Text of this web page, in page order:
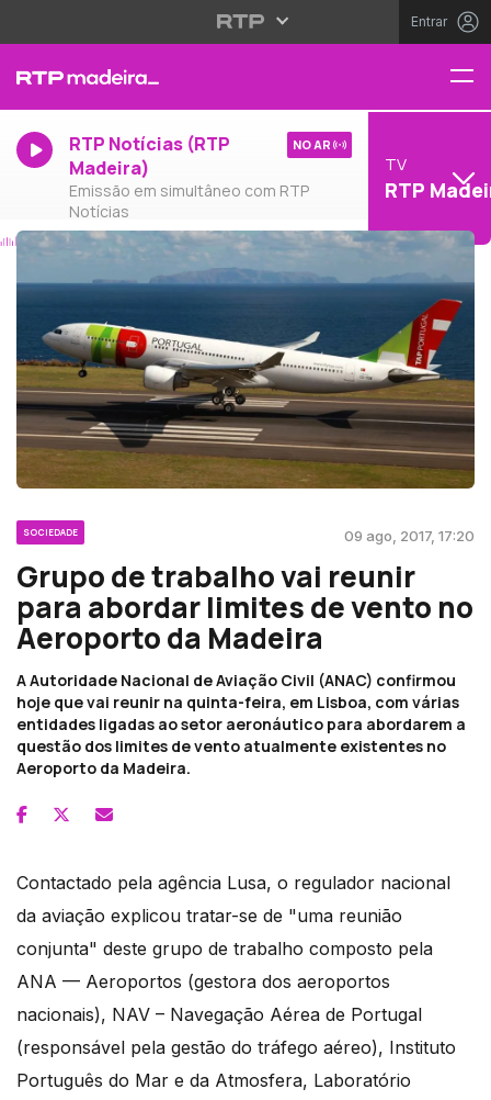
Entrar
RTP Notícias (RTP
Madeira)
Emissão em simultâneo com RTP
Notícias
NO AR
TV
RTP
SOCIEDADE 09 ago, 2017, 17:20
Grupo de trabalho vai reunir
para abordar limites de vento no
Aeroporto da Madeira
A Autoridade Nacional de Aviação Civil (ANAC) confirmou
hoje que vai reunir na quinta-feira, em Lisboa, com várias
entidades ligadas ao setor aeronáutico para abordarem a
questão dos limites de vento atualmente existentes no
Aeroporto da Madeira.
Contactado pela agência Lusa, o regulador nacional
da aviação explicou tratar-se de "uma reunião
conjunta" deste grupo de trabalho composto pela
ANA — Aeroportos (gestora dos aeroportos
nacionais), NAV – Navegação Aérea de Portugal
(responsável pela gestão do tráfego aéreo), Instituto
Português do Mar e da Atmosfera, Laboratório